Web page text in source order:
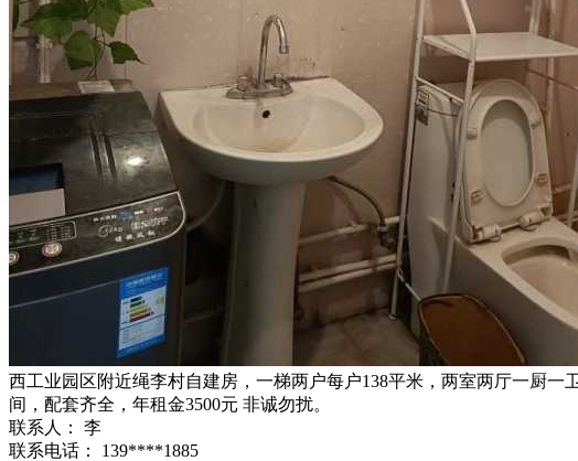
西工业园区附近绳李村自建房，一梯两户每户138平米，两室两厅一厨
间，配套齐全，年租金3500元 非诚勿扰。
联系人：
李
联系电话：
139****1885